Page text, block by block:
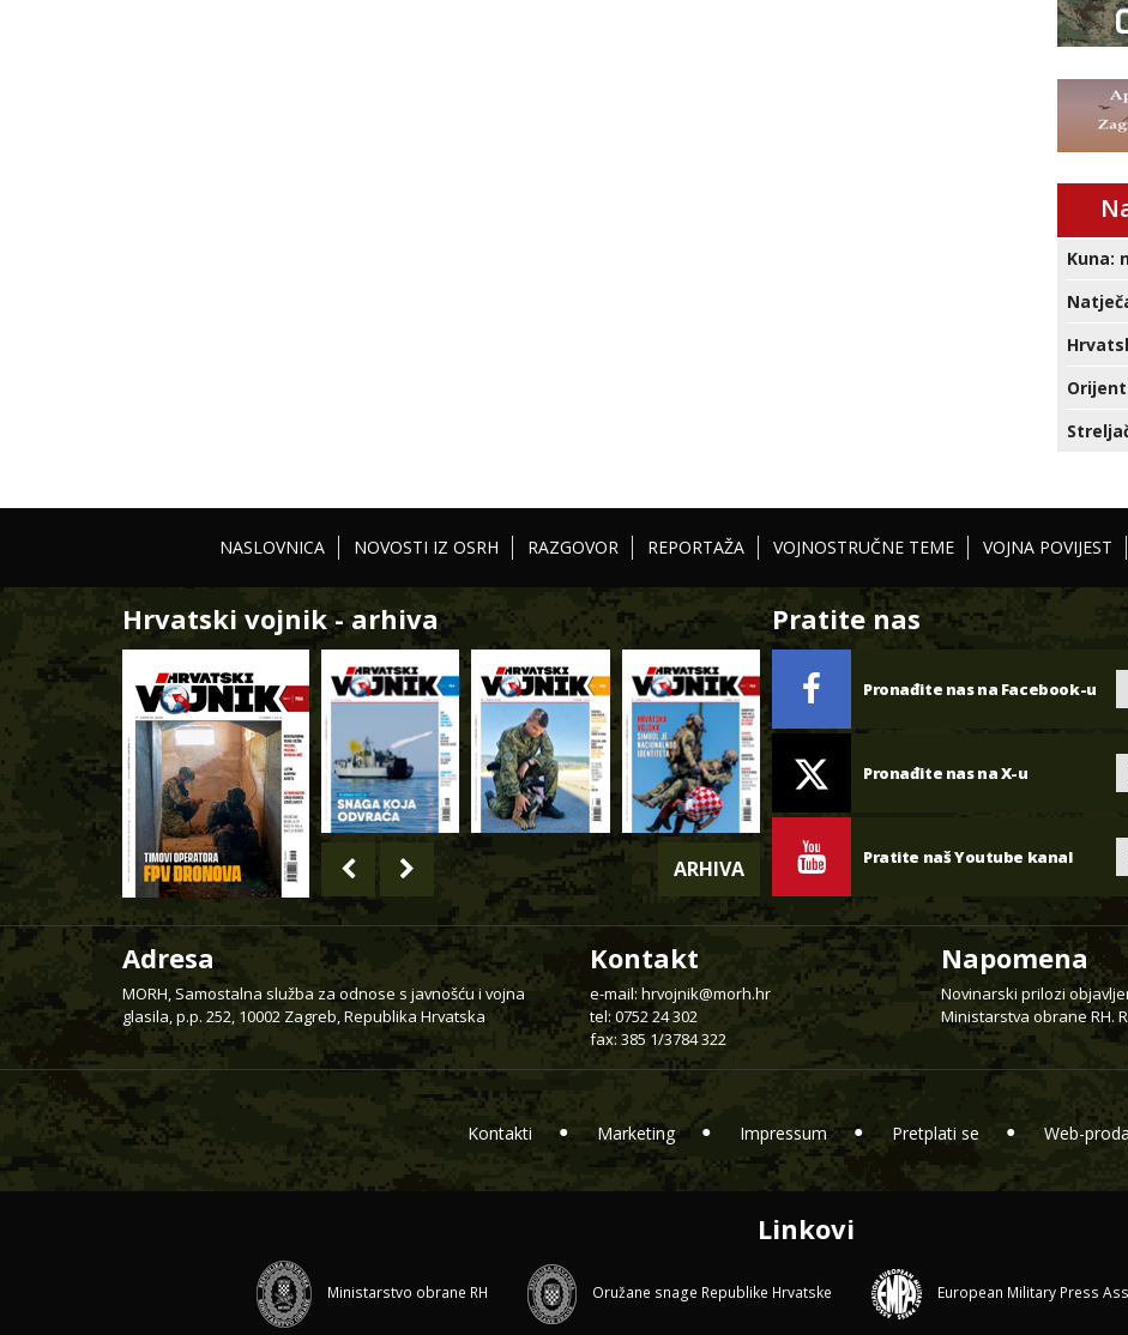
Kuna:
NASLOVNICA NOVOSTI IZ OSRH RAZGOVOR REPORTAŽA VOJNOSTRUČNE TEME VOJNA POVIJEST
Hrvatski vojnik - arhiva
ARHIVA
Pratite nas
Pronađite nas na Facebook-u
Pronađite nas na X-u
Pratite naš Youtube kanal
Adresa
MORH, Samostalna služba za odnose s javnošću i vojna
glasila, p.p. 252, 10002 Zagreb, Republika Hrvatska
Kontakt
e-mail: hrvojnik@morh.hr
tel: 0752 24 302
fax: 385 1/3784 322
Napomena
Novinarski prilozi
Ministarstva obrane RH.
Kontakti Marketing Impressum Pretplati se Web-
Linkovi
Ministarstvo obrane RH Oružane snage Republike Hrvatske European Military Press